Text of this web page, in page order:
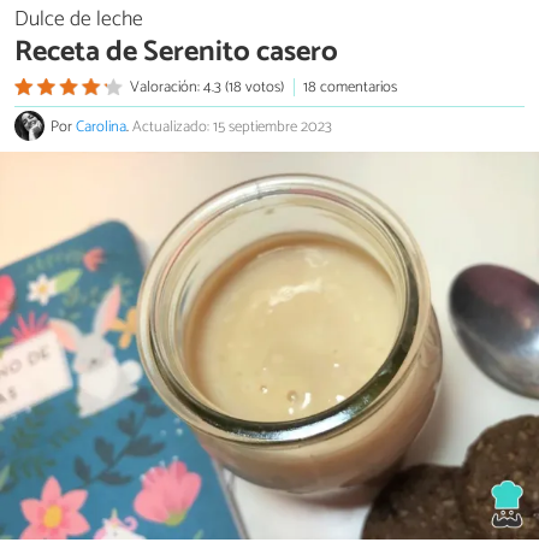
Dulce de leche
Receta de Serenito casero
Valoración: 4.3 (18 votos)
18 comentarios
PorCarolina.Actualizado: 15 septiembre 2023